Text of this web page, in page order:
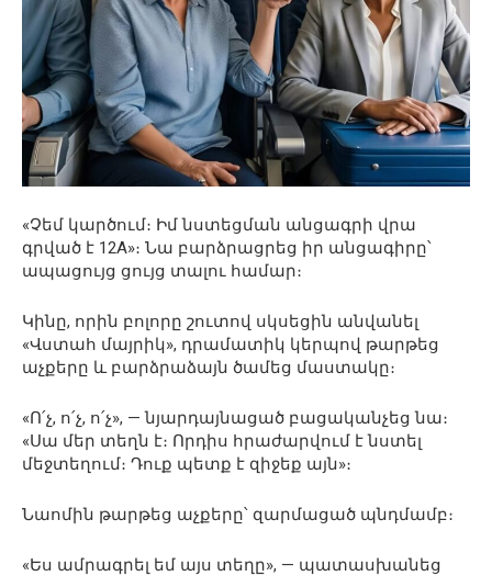
«Չեմ կարծում։ Իմ նստեցման անցագրի վրա
գրված է 12A»։ Նա բարձրացրեց իր անցագիրը՝
ապացույց ցույց տալու համար։
Կինը, որին բոլորը շուտով սկսեցին անվանել
«Վստահ մայրիկ», դրամատիկ կերպով թարթեց
աչքերը և բարձրաձայն ծամեց մաստակը։
«Ո՛չ, ո՛չ, ո՛չ», — նյարդայնացած բացականչեց նա։
«Սա մեր տեղն է։ Որդիս հրաժարվում է նստել
մեջտեղում։ Դուք պետք է զիջեք այն»։
Նաոմին թարթեց աչքերը՝ զարմացած պնդմամբ։
«Ես ամրագրել եմ այս տեղը», — պատասխանեց